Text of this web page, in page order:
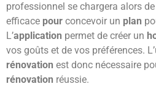
professionnel se chargera alors
efficace pour concevoir un plan
L’application permet de créer un
vos goûts et de vos préférences.
rénovation est donc nécessaire
rénovation réussie.